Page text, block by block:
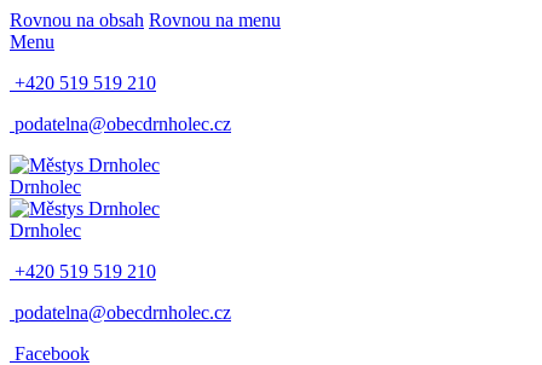
Rovnou na obsah Rovnou na menu
Menu
+420 519 519 210
podatelna@obecdrnholec.cz
Drnholec
Drnholec
+420 519 519 210
podatelna@obecdrnholec.cz
Facebook